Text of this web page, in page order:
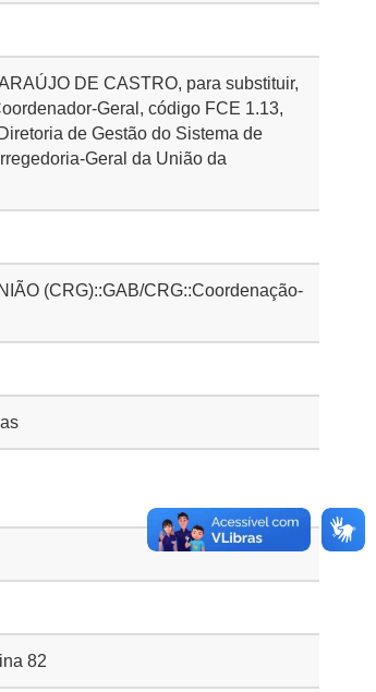
DE CASTRO, para substituir,
Geral, código FCE 1.13,
de Gestão do Sistema de
Geral da União da
(CRG)::GAB/CRG::Coordenação-
82